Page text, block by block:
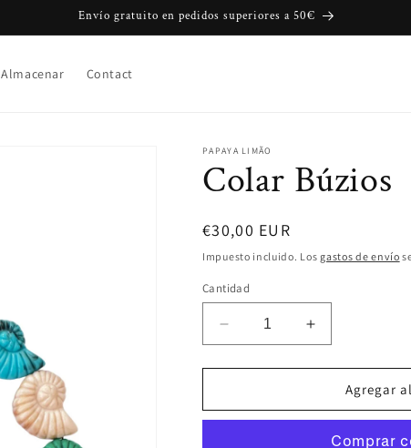
Envío gratuito en pedidos superiores a 50€
Almacenar Contact
PAPAYA LIMÃO
Colar Búzios
Precio
habitual
€30,00 EUR
Impuesto incluido. Los gastos de envío
Cantidad
Reducir
cantidad
para
Búzios
Aumentar
cantidad
para
Colar
Búzios
Agregar